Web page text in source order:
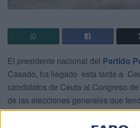
El presidente nacional del Partido
Casado, ha llegado esta tarde a
candidatos de Ceuta al Congreso
de las elecciones generales que
día 28 de abril.